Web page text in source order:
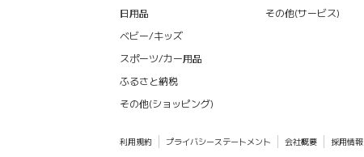
日用品
ベビー/キッズ
スポーツ/カー用品
ふるさと納税
その他(ショッピング)
その他(サービス)
利用規約 プライバシーステートメント 会社概要 採用情報